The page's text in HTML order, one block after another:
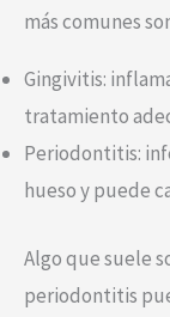
más comunes
Gingivitis:
tratamiento
Periodontitis:
hueso y puede
Algo que suele
periodontitis